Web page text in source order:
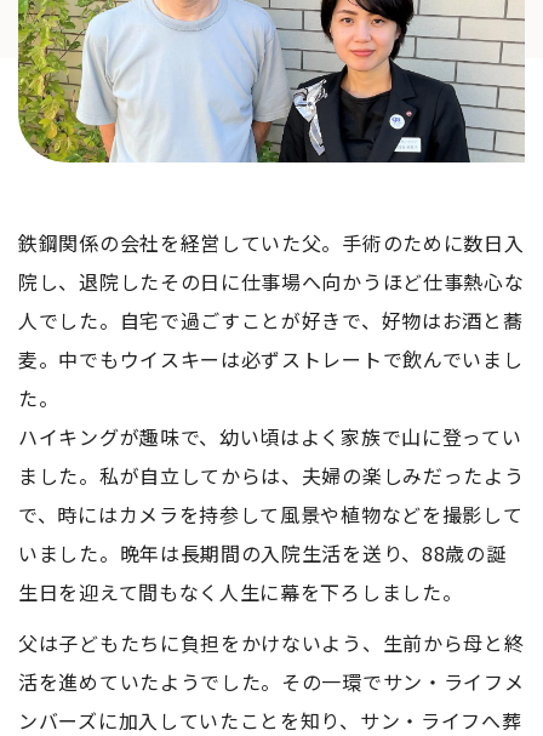
鉄鋼関係の会社を経営していた父。手術のために数日入
院し、退院したその日に仕事場へ向かうほど仕事熱心な
人でした。自宅で過ごすことが好きで、好物はお酒と蕎
麦。中でもウイスキーは必ずストレートで飲んでいまし
た。
ハイキングが趣味で、幼い頃はよく家族で山に登ってい
ました。私が自立してからは、夫婦の楽しみだったよう
で、時にはカメラを持参して風景や植物などを撮影して
いました。晩年は長期間の入院生活を送り、88歳の誕
生日を迎えて間もなく人生に幕を下ろしました。
父は子どもたちに負担をかけないよう、生前から母と終
活を進めていたようでした。その一環でサン・ライフメ
ンバーズに加入していたことを知り、サン・ライフへ葬